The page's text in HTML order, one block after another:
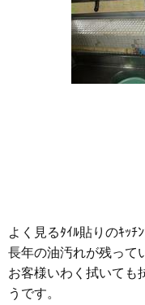
よく見るﾀｲﾙ貼りのｷｯﾁﾝ
長年の油汚れが残って
お客様いわく拭いても
うです。